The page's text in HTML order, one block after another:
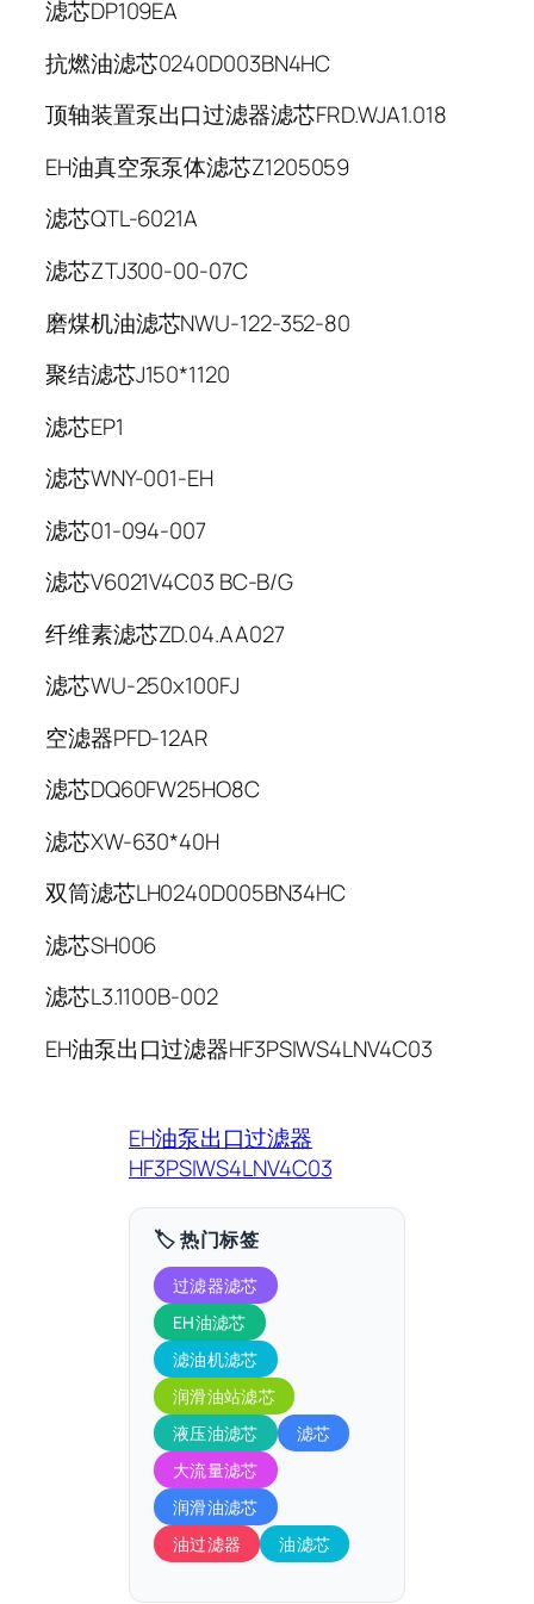
滤芯DP109EA
抗燃油滤芯0240D003BN4HC
顶轴装置泵出口过滤器滤芯FRD.WJA1.018
EH油真空泵泵体滤芯Z1205059
滤芯QTL-6021A
滤芯ZTJ300-00-07C
磨煤机油滤芯NWU-122-352-80
聚结滤芯J150*1120
滤芯EP1
滤芯WNY-001-EH
滤芯01-094-007
滤芯V6021V4C03 BC-B/G
纤维素滤芯ZD.04.AA027
滤芯WU-250x100FJ
空滤器PFD-12AR
滤芯DQ60FW25HO8C
滤芯XW-630*40H
双筒滤芯LH0240D005BN34HC
滤芯SH006
滤芯L3.1100B-002
EH油泵出口过滤器HF3PSIWS4LNV4C03
EH油泵出口过滤器
HF3PSIWS4LNV4C03
🏷️ 热门标签
过滤器滤芯
EH油滤芯
滤油机滤芯
润滑油站滤芯
液压油滤芯
滤芯
大流量滤芯
润滑油滤芯
油过滤器
油滤芯